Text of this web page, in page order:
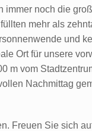
immer noch die
mehr als
und
Ort für unsere
m vom
Nachmittag
Freuen Sie sich